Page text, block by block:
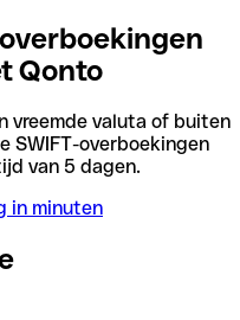
Qonto
vreemde valuta of buiten
SWIFT-overboekingen
van 5 dagen.
in minuten